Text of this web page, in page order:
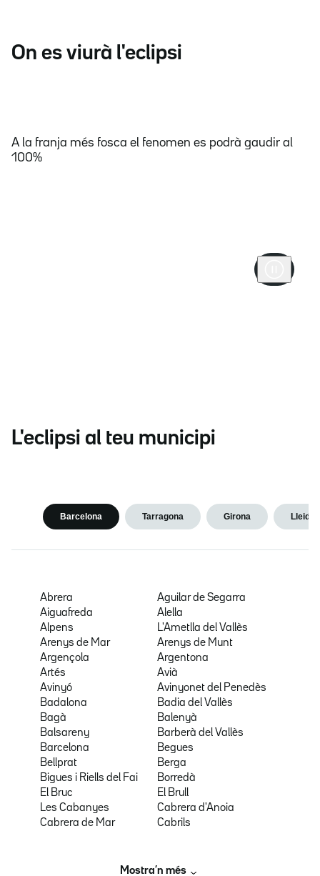
On es viurà l'eclipsi
A la franja més fosca el fenomen es podrà gaudir al
100%
L'eclipsi al teu municipi
Barcelona Tarragona Girona Lleida
Abrera
Aguilar de Segarra
Aiguafreda
Alella
Alpens
L'Ametlla del Vallès
Arenys de Mar
Arenys de Munt
Argençola
Argentona
Artés
Avià
Avinyó
Avinyonet del Penedès
Badalona
Badia del Vallès
Bagà
Balenyà
Balsareny
Barberà del Vallès
Barcelona
Begues
Bellprat
Berga
Bigues i Riells del Fai
Borredà
El Bruc
El Brull
Les Cabanyes
Cabrera d'Anoia
Cabrera de Mar
Cabrils
Mostra’n més